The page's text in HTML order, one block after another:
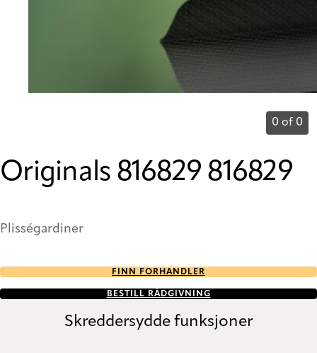
0 of 0
Originals 816829 816829
Plisségardiner
FINN FORHANDLER
BESTILL RÅDGIVNING
Skreddersydde funksjoner